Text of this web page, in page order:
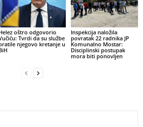
oštro odgovorio
Tvrdi da su službe
njegovo kretanje u
Inspekcija naložila
povratak 22 radnika JP
Komunalno Mostar:
Disciplinski postupak
mora biti ponovljen